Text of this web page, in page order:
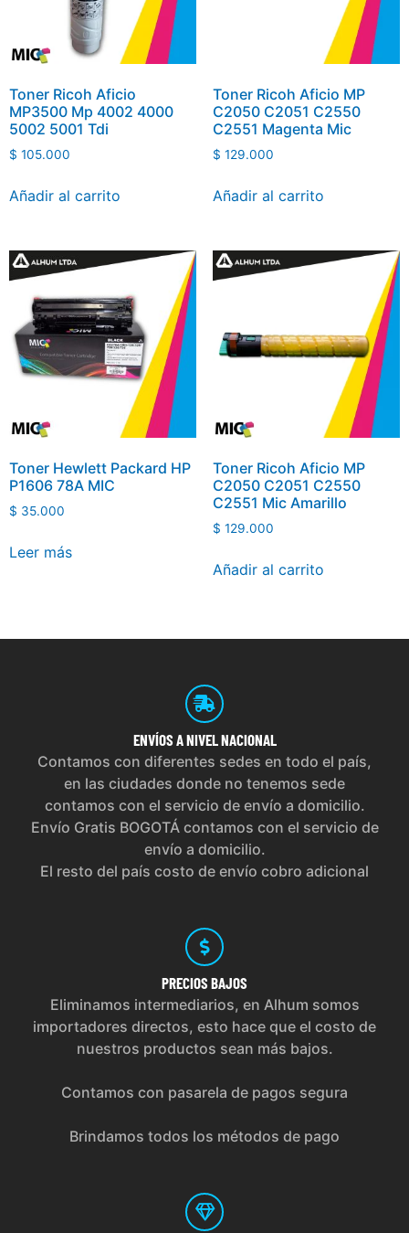
Toner Ricoh Aficio
MP3500 Mp 4002 4000
5002 5001 Tdi
$ 105.000
Añadir al carrito
Toner Ricoh Aficio MP
C2050 C2051 C2550
C2551 Magenta Mic
$ 129.000
Añadir al carrito
Toner Hewlett Packard HP
P1606 78A MIC
$ 35.000
Leer más
Toner Ricoh Aficio MP
C2050 C2051 C2550
C2551 Mic Amarillo
$ 129.000
Añadir al carrito
ENVÍOS A NIVEL NACIONAL
Contamos con diferentes sedes en todo el país,
en las ciudades donde no tenemos sede
contamos con el servicio de envío a domicilio.
Envío Gratis BOGOTÁ contamos con el servicio de
envío a domicilio.
El resto del país costo de envío cobro adicional
PRECIOS BAJOS
Eliminamos intermediarios, en Alhum somos
importadores directos, esto hace que el costo de
nuestros productos sean más bajos.
Contamos con pasarela de pagos segura
Brindamos todos los métodos de pago